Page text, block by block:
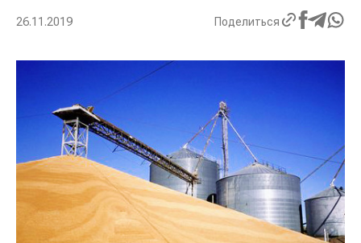
26.11.2019 Поделиться